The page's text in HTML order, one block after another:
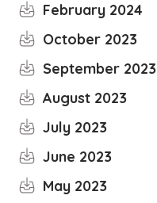
February 2024
October 2023
September 2023
August 2023
July 2023
June 2023
May 2023